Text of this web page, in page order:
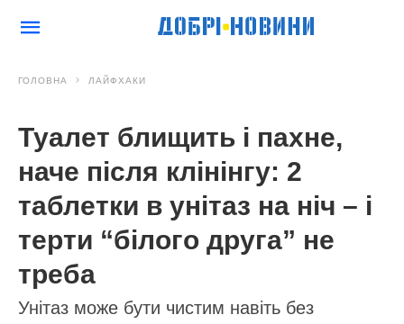
ГОЛОВНА ЛАЙФХАКИ
Туалет блищить і пахне,
наче після клінінгу: 2
таблетки в унітаз на ніч – і
терти “білого друга” не
треба
Унітаз може бути чистим навіть без